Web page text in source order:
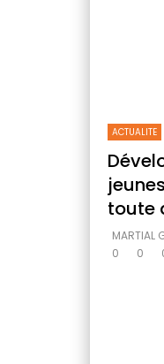
ACTUALITE
toute
MARTIAL
0
0